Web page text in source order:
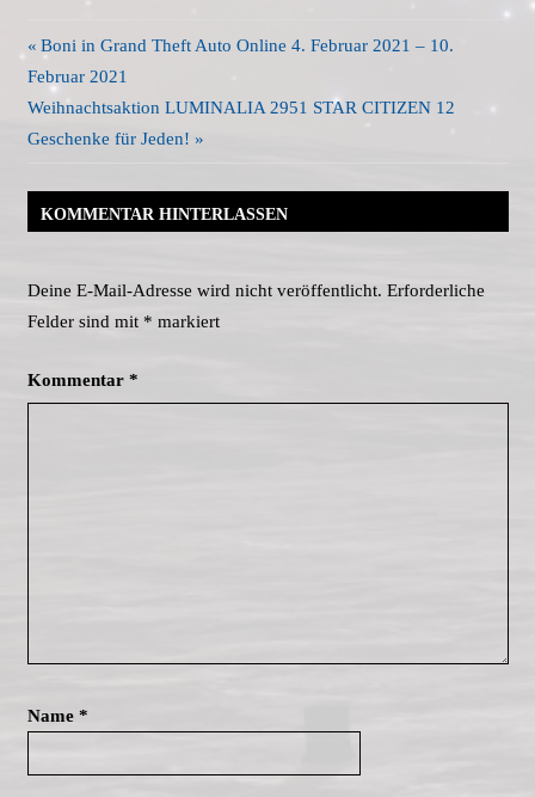
Beitragsnavigation
Vorheriger
Beitrag:
Boni in Grand Theft Auto Online 4. Februar 2021 – 10.
Februar 2021
Nächster
Beitrag:
Weihnachtsaktion LUMINALIA 2951 STAR CITIZEN 12
Geschenke für Jeden!
KOMMENTAR HINTERLASSEN
Deine E-Mail-Adresse wird nicht veröffentlicht. Erforderliche
Felder sind mit * markiert
Kommentar *
Name *